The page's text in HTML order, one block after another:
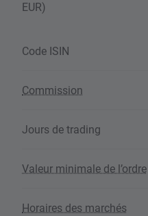
EUR)
Code ISIN
Commission
Jours de trading
Valeur minimale de l’ordre
Horaires des marchés